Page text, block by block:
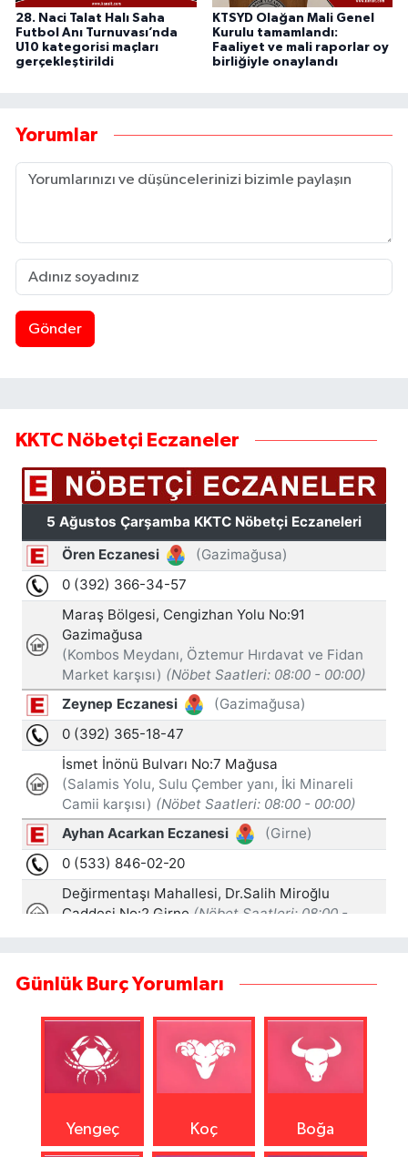
28. Naci Talat Halı Saha
Futbol Anı Turnuvası’nda
U10 kategorisi maçları
gerçekleştirildi
KTSYD Olağan Mali Genel
Kurulu tamamlandı:
Faaliyet ve mali raporlar oy
birliğiyle onaylandı
Yorumlar
Gönder
KKTC Nöbetçi Eczaneler
Günlük Burç Yorumları
Yengeç Koç Boğa